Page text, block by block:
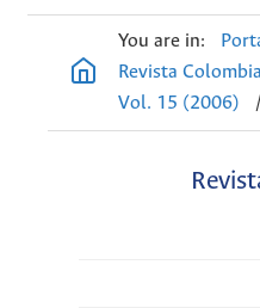
You are in:
Revista
Vol. 15 (2006)
/